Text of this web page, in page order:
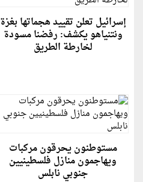
إسرائيل تعلن تقييد هجماتها بغزة
ونتنياهو يكشف: رفضنا مسودة
لخارطة الطريق
مستوطنون يحرقون مركبات
ويهاجمون منازل فلسطينيين
جنوبي نابلس